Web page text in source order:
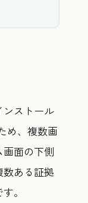
ンストール
め、複数画
面の下側
ある証拠
。